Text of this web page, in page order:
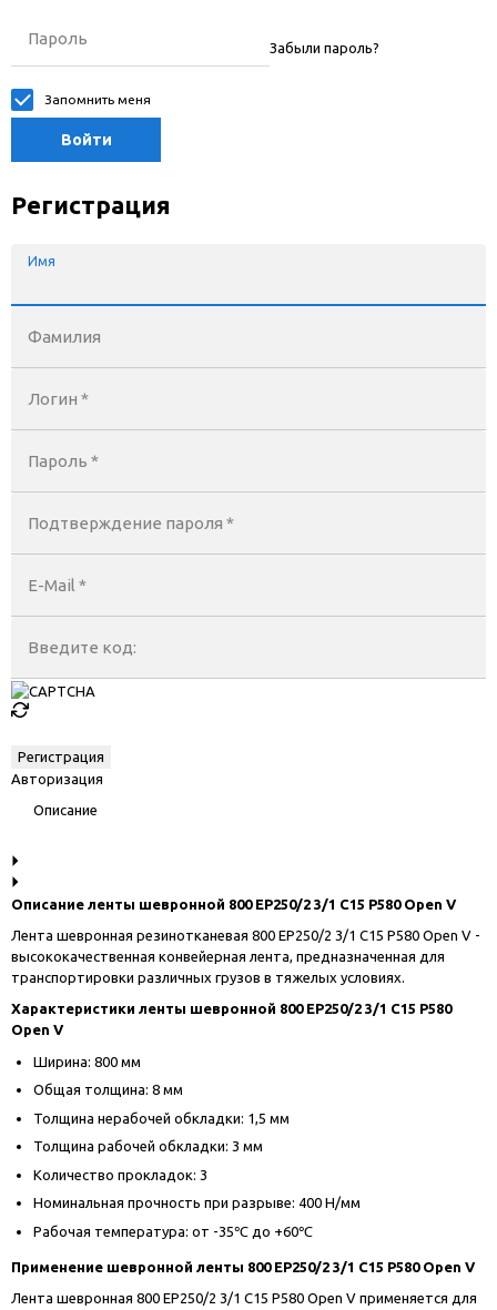
Пароль Забыли пароль?
Запомнить меня
Войти
Регистрация
Имя
Фамилия
Логин *
Пароль *
Подтверждение пароля *
E-Mail*
Введите код:
Авторизация
Описание
Описание ленты шевронной 800 EP250/2 3/1 C15 P580 Open V
Лента шевронная резинотканевая 800 EP250/2 3/1 C15 P580 Open V -
высококачественная конвейерная лента, предназначенная для
транспортировки различных грузов в тяжелых условиях.
Характеристики ленты шевронной 800 EP250/2 3/1 C15 P580
Open V
Ширина: 800 мм
Общая толщина: 8 мм
Толщина нерабочей обкладки: 1,5 мм
Толщина рабочей обкладки: 3 мм
Количество прокладок: 3
Номинальная прочность при разрыве: 400 Н/мм
Рабочая температура: от -35℃ до +60℃
Применение шевронной ленты 800 EP250/2 3/1 C15 P580 Open V
Лента шевронная 800 EP250/2 3/1 C15 P580 Open V применяется для